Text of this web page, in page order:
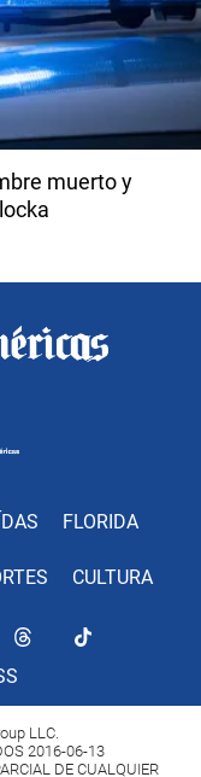
muerto y
FLORIDA
CULTURA
LLC.
2016-06-13
DE CUALQUIER